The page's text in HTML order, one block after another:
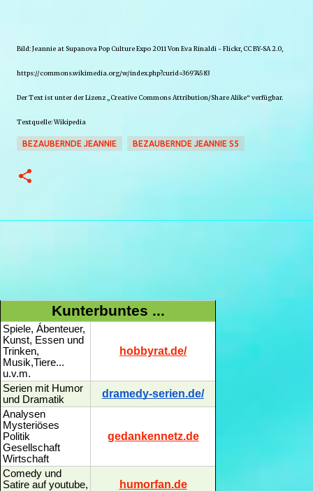
Bild: Jeannie at Supanova Pop Culture Expo 2011 Von Eva Rinaldi - Flickr, CC BY-SA 2.0,
https://commons.wikimedia.org/w/index.php?curid=36974583
Der Text ist unter der Lizenz „Creative Commons Attribution/Share Alike“ verfügbar.
Textquelle: Wikipedia
BEZAUBERNDE JEANNIE BEZAUBERNDE JEANNIE S5
Kunterbuntes ...
Spiele, Ábenteuer,
Kunst, Essen und
Trinken,
Musik,Tiere...
u.v.m.
hobbyrat.de/
Serien mit Humor
und Dramatik
dramedy-serien.de/
Analysen
Mysteriöses
Politik
Gesellschaft
Wirtschaft
gedankennetz.de
Comedy und
Satire auf youtube,
humorfan.de